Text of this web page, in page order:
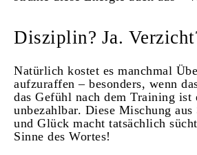
Disziplin? Ja.
Natürlich kostet es manchmal
aufzuraffen – besonders, wenn
das Gefühl nach dem Training ist
unbezahlbar. Diese Mischung
und Glück macht tatsächlich
Sinne des Wortes!